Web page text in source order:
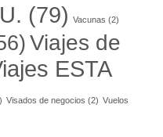
(79) Vacunas (2)
Viajes de
ESTA
Visados de negocios (2) Vuelos